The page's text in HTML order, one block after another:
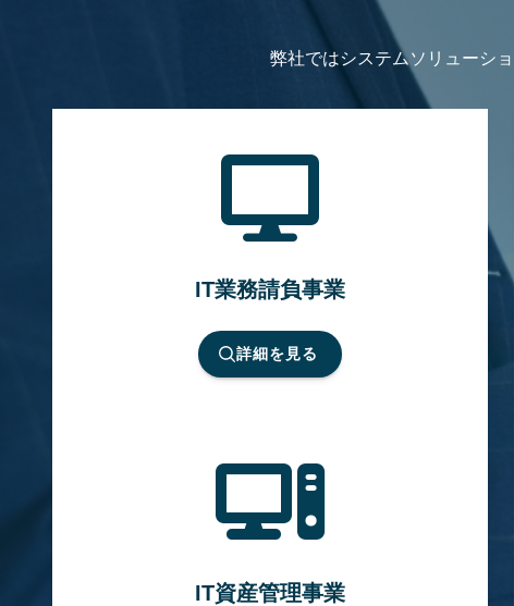
弊社ではシステムソリューシ
IT業務請負事業
詳細を見る
IT資産管理事業